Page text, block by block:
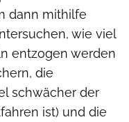
dann mithilfe
wie viel
entzogen werden
die
schwächer der
ist) und die